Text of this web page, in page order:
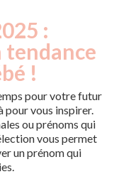
:
tendance
!
pour votre futur
pour vous inspirer.
ou prénoms qui
vous permet
un prénom qui